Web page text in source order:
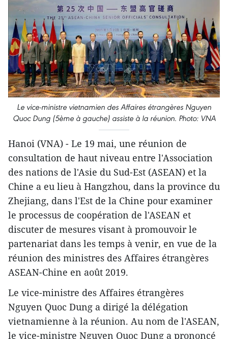
Le vice-ministre vietnamien des Affaires étrangères Nguyen
Quoc Dung (5ème à gauche) assiste à la réunion. Photo: VNA
Hanoi (VNA) - Le 19 mai, une réunion de
consultation de haut niveau entre l'Association
des nations de l'Asie du Sud-Est (ASEAN) et la
Chine a eu lieu à Hangzhou, dans la province du
Zhejiang, dans l'Est de la Chine pour examiner
le processus de coopération de l'ASEAN et
discuter de mesures visant à promouvoir le
partenariat dans les temps à venir, en vue de la
réunion des ministres des Affaires étrangères
ASEAN-Chine en août 2019.
Le vice-ministre des Affaires étrangères
Nguyen Quoc Dung a dirigé la délégation
vietnamienne à la réunion. Au nom de l'ASEAN,
le vice-ministre Nguyen Quoc Dung a prononcé